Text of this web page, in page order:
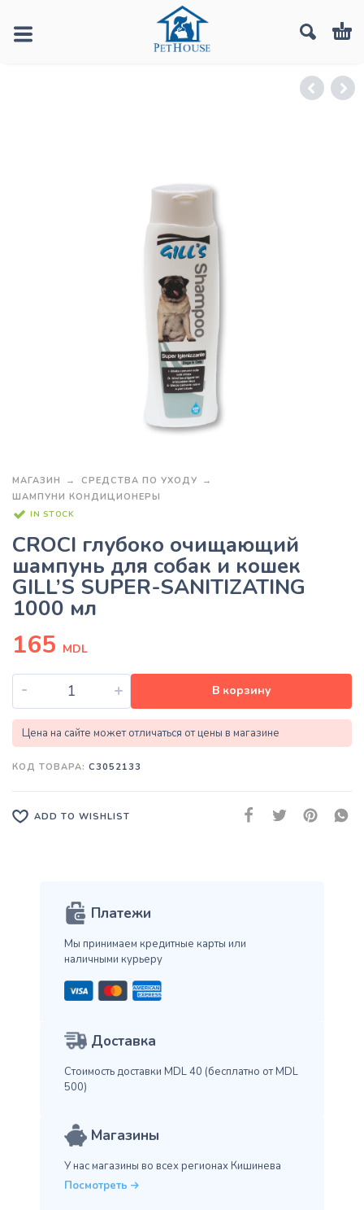
МАГАЗИН
СРЕДСТВА ПО УХОДУ
ШАМПУНИ КОНДИЦИОНЕРЫ
IN STOCK
CROCI глубоко очищающий
шампунь для собак и кошек
GILL’S SUPER-SANITIZATING
1000 мл
165 MDL
- + В корзину
Цена на сайте может отличаться от цены в магазине
КОД ТОВАРА: C3052133
ADD TO WISHLIST
Платежи
Мы принимаем кредитные карты или
наличными курьеру
Доставка
Стоимость доставки MDL 40 (бесплатно от MDL
500)
Магазины
У нас магазины во всех регионах Кишинева
Посмотреть